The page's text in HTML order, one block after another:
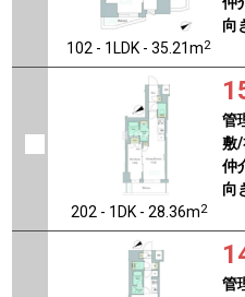
102 - 1LDK - 35.21m2
向
202 - 1DK - 28.36m2
管
敷
仲
向
管